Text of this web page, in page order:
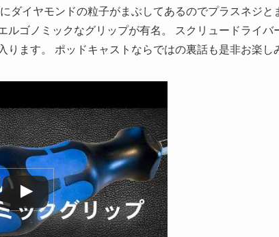
ダイヤモンドの粒子がまぶしてあるのでプラスネジ
ルゴノミックなグリップが有名。 スクリュードライ
ります。 ポッドキャストならではの裏話も是非お楽し
聴